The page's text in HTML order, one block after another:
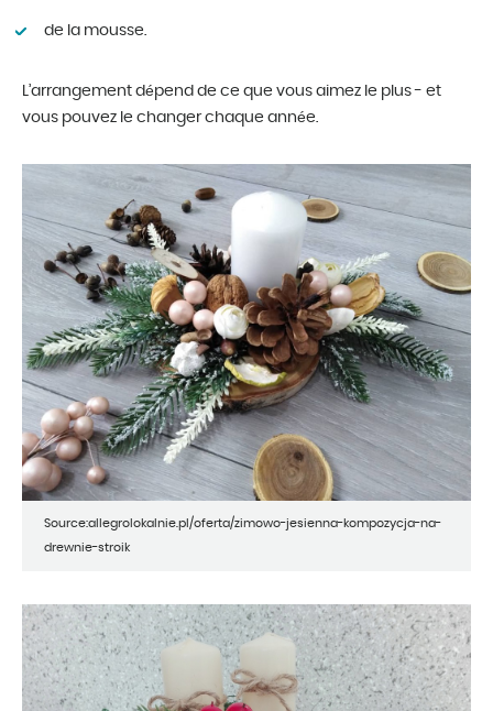
de la mousse.
L’arrangement dépend de ce que vous aimez le plus - et
vous pouvez le changer chaque année.
Source:allegrolokalnie.pl/oferta/zimowo-jesienna-kompozycja-na-
drewnie-stroik